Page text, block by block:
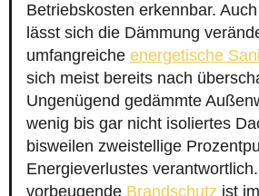
Betriebskosten erkennbar.
lässt sich die Dämmung
umfangreiche energetische
sich meist bereits nach
Ungenügend gedämmte
wenig bis gar nicht isoliertes
bisweilen zweistellige
Energieverlustes
vorbeugende Brandschutz ist